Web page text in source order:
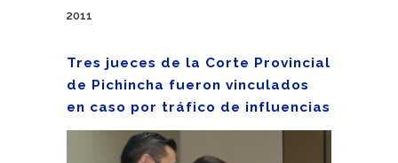
2011
Tres jueces de la Corte Provincial
de Pichincha fueron vinculados
en caso por tráfico de influencias